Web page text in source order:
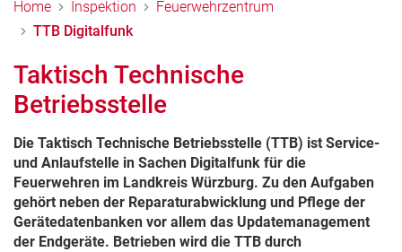
Home Inspektion
Feuerwehrzentrum
TTB Digitalfunk
Taktisch Technische
Betriebsstelle
Die Taktisch Technische Betriebsstelle (TTB) ist Service-
und Anlaufstelle in Sachen Digitalfunk für die
Feuerwehren im Landkreis Würzburg. Zu den Aufgaben
gehört neben der Reparaturabwicklung und Pflege der
Gerätedatenbanken vor allem das Updatemanagement
der Endgeräte. Betrieben wird die TTB durch